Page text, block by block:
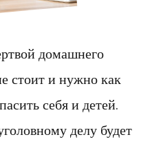
домашнего
домашнего
стоит и нужно как
себя и детей.
делу будет